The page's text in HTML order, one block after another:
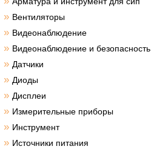
» Вентиляторы
» Видеонаблюдение
» Видеонаблюдение и безопасность
» Датчики
» Диоды
» Дисплеи
» Измерительные приборы
» Инструмент
» Источники питания